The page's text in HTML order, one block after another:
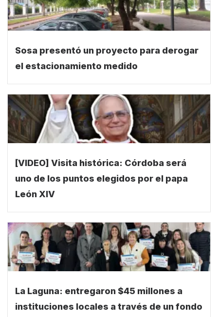
Sosa presentó un proyecto para derogar
el estacionamiento medido
[VIDEO] Visita histórica: Córdoba será
uno de los puntos elegidos por el papa
León XIV
La Laguna: entregaron $45 millones a
instituciones locales a través de un fondo